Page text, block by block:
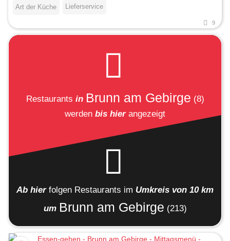
Art der Küche Lieferservice
9
Restaurants in Brunn am Gebirge (8)
werden bis hierangezeigt
Ab hier folgen Restaurants im Umkreis von 10 km
um Brunn am Gebirge (213)